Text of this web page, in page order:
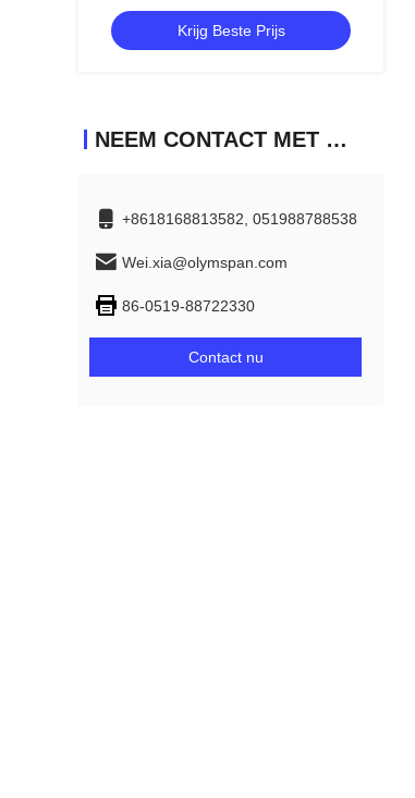
Krijg Beste Prijs
NEEM CONTACT MET ONS OP
+8618168813582, 051988788538
Wei.xia@olymspan.com
86-0519-88722330
Contact nu